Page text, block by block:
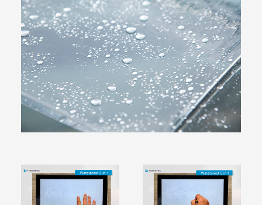
240.6 * 187.8 * 10.73 mm
291.92 * 194.00 * 12.72 mm
278.3 * 216.8 * 11.13 mm
328.37 * 199.98 * 12.32 mm
339.53 * 263.5 * 11.28 mm
375.58 * 308 * 19.95 mm
444 * 264.6 * 14.73 mm
528.24mm * 297.66mm
153.10mm * 92.14mm
414.4mm * 235.00mm